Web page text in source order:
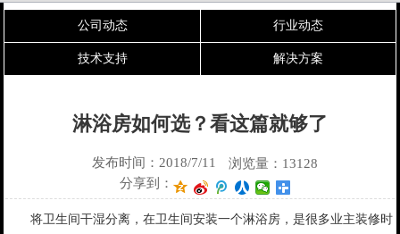
公司动态 行业动态
技术支持 解决方案
淋浴房如何选？看这篇就够了
发布时间：2018/7/11
浏览量：13128
分享到：
将卫生间干湿分离，在卫生间安装一个淋浴房，是很多业主装修时